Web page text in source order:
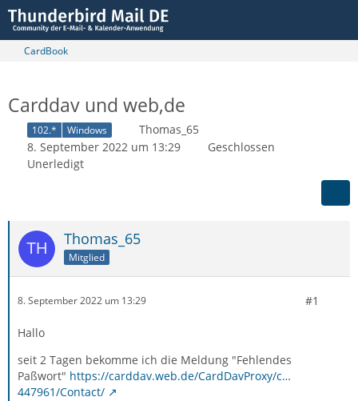
CardBook
Carddav und web,de
102.* Windows
Thomas_65
8. September 2022 um 13:29
Geschlossen
Unerledigt
Thomas_65
Mitglied
8. September 2022 um 13:29 #1
Hallo
seit 2 Tagen bekomme ich die Meldung "Fehlendes
Paßwort" https://carddav.web.de/CardDavProxy/c…
447961/Contact/